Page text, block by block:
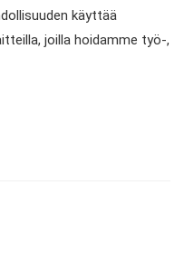
käyttää
joilla hoidamme työ-,